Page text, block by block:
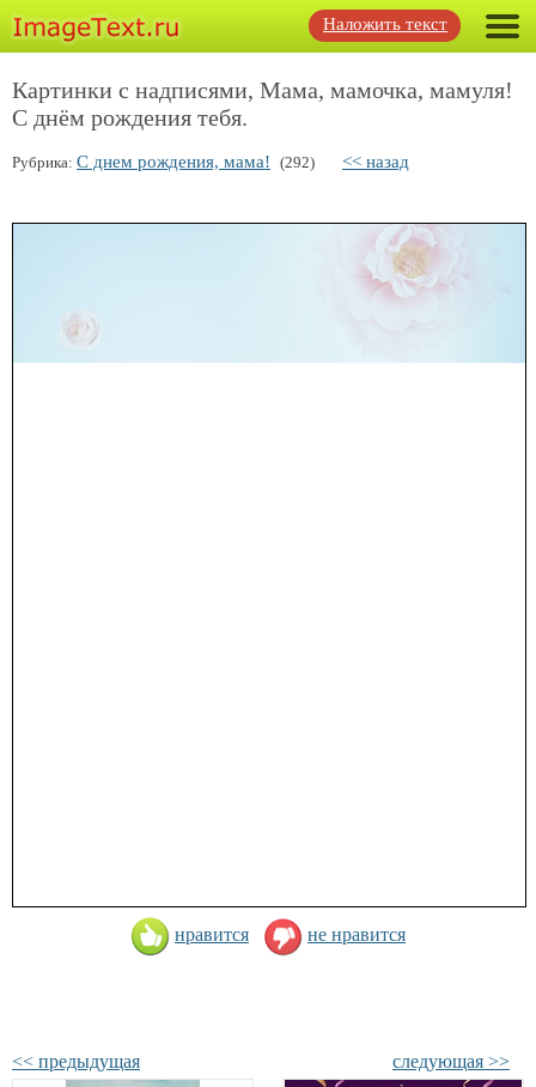
Наложить текст
Картинки с надписями, Мама, мамочка, мамуля!
С днём рождения тебя.
Рубрика: С днем рождения, мама! (292) << назад
нравится не нравится
<< предыдущая следующая >>